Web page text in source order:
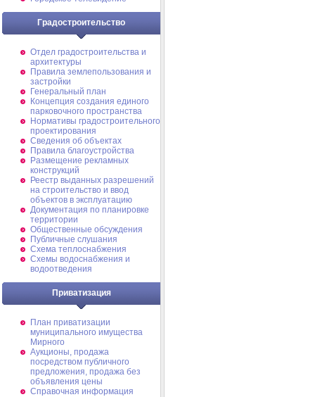
Градостроительство
Отдел градостроительства и
архитектуры
Правила землепользования и
застройки
Генеральный план
Концепция создания единого
парковочного пространства
Нормативы градостроительного
проектирования
Сведения об объектах
Правила благоустройства
Размещение рекламных
конструкций
Реестр выданных разрешений
на строительство и ввод
объектов в эксплуатацию
Документация по планировке
территории
Общественные обсуждения
Публичные слушания
Схема теплоснабжения
Схемы водоснабжения и
водоотведения
Приватизация
План приватизации
муниципального имущества
Мирного
Аукционы, продажа
посредством публичного
предложения, продажа без
объявления цены
Справочная информация